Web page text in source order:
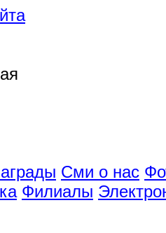
Сми о нас
Филиалы